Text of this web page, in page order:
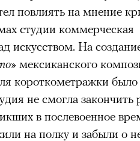
повлиять на мнение
студии коммерческая
искусством. На
мексиканского
короткометражки было
не смогла закончить
в послевоенное
на полку и забыли о
идут в горы не ради
, свободы и внутреннего
психологическая
способность к
иначе смотреть на